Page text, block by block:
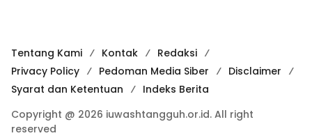
Tentang Kami Kontak
Redaksi
Privacy Policy
Pedoman Media Siber
Disclaimer
Syarat dan Ketentuan
Indeks Berita
Copyright @ 2026 iuwashtangguh.or.id. All right
reserved